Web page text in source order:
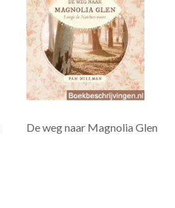
De weg naar Magnolia Glen